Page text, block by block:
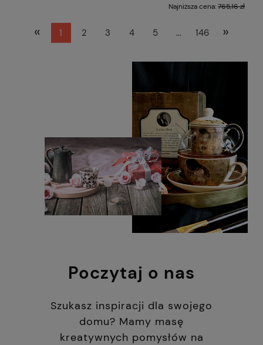
Najniższa cena:765,16 zł
« 1 2 3 4 5 ... 146 »
Poczytaj o nas
Szukasz inspiracji dla swojego
domu? Mamy masę
kreatywnych pomysłów na